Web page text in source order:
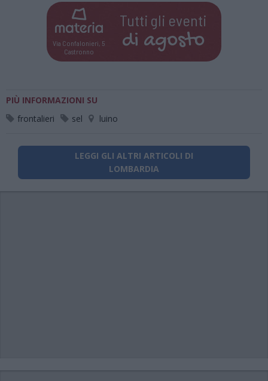
Via Confalonieri, 5
Castronno
Tutti gli eventi
di agosto
PIÙ INFORMAZIONI SU
frontalieri
sel luino
LEGGI GLI ALTRI ARTICOLI DI
LOMBARDIA